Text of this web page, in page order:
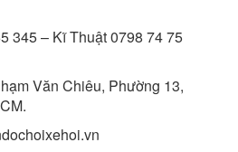
345 – Kĩ Thuật 0798 74 75
Văn Chiêu, Phường 13,